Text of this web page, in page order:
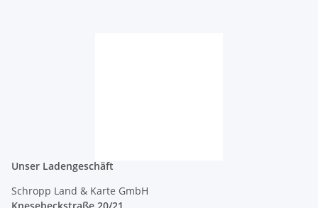
Unser Ladengeschäft
Schropp Land & Karte GmbH